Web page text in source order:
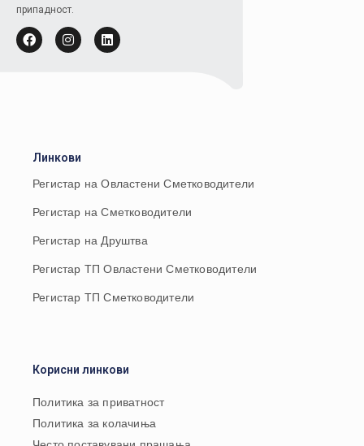
припадност.
Линкови
Регистар на Овластени Сметководители
Регистар на Сметководители
Регистар на Друштва
Регистар ТП Овластени Сметководители
Регистар ТП Сметководители
Корисни линкови
Политика за приватност
Политика за колачиња